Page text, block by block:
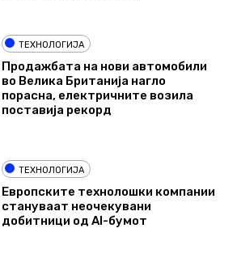
ТЕХНОЛОГИЈА
Продажбата на нови автомобили
во Велика Британија нагло
порасна, електричните возила
поставија рекорд
ТЕХНОЛОГИЈА
Европските технолошки компании
стануваат неочекувани
добитници од AI-бумот